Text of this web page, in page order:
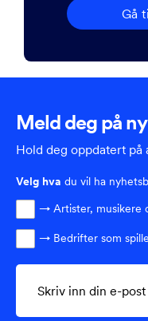
Gå
Meld deg på
Hold deg oppdatert på
Velg hva du vil ha
→ Artister, musikere
→ Bedrifter som